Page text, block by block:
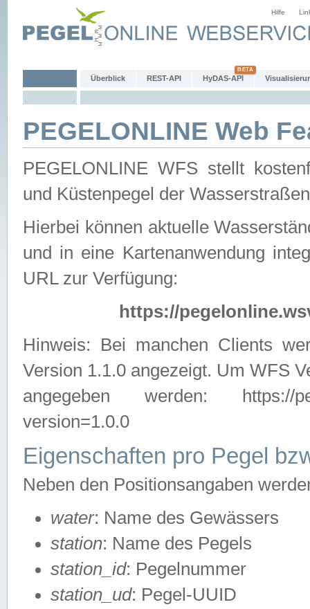
Hilfe
Überblick REST-API HyDAS-API
PEGELONLINE Web
PEGELONLINE WFS stellt
und Küstenpegel der
Hierbei können aktuelle
und in eine Kartenanwendung
URL zur Verfügung:
https://
Hinweis: Bei manchen Clients
Version 1.1.0 angezeigt. Um WFS
angegeben werden: https://
version=1.0.0
Eigenschaften pro Pegel
Neben den Positionsangaben
water: Name des Gewässers
station: Name des Pegels
station_id: Pegelnummer
station_ud: Pegel-UUID